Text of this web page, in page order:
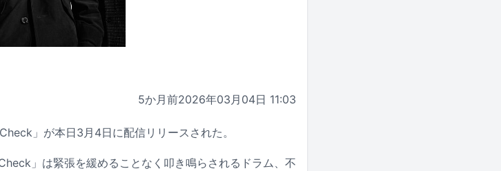
5か月前2026年03月04日 11:03
」が本日3月4日に配信リリースされた。
」は緊張を緩めることなく叩き鳴らされるドラム、不